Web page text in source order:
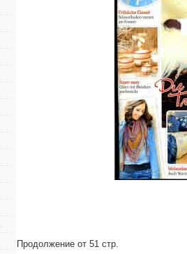
Продолжение от 51 стр.